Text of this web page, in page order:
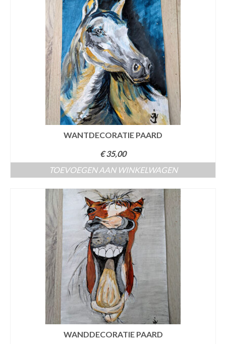
WANTDECORATIE PAARD
€35,00
TOEVOEGEN AAN WINKELWAGEN
WANDDECORATIE PAARD